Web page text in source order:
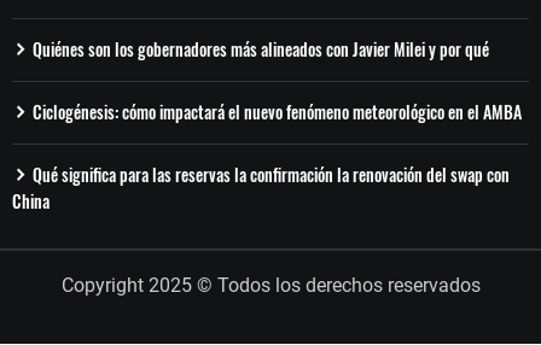
Quiénes son los gobernadores más alineados con Javier Milei y por qué
Ciclogénesis: cómo impactará el nuevo fenómeno meteorológico en el AMBA
Qué significa para las reservas la confirmación la renovación del swap con
China
Copyright 2025 © Todos los derechos reservados